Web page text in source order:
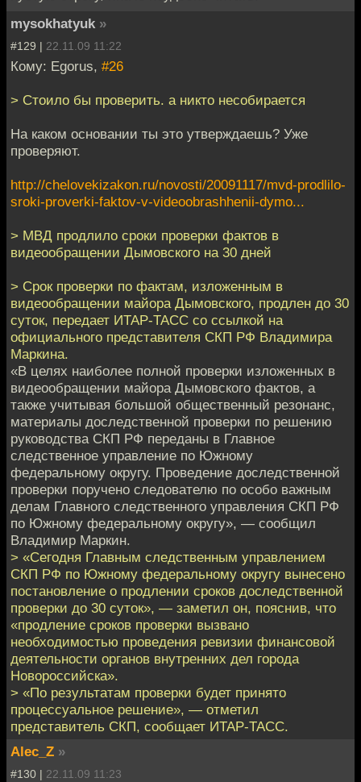
mysokhatyuk »
#129 | 22.11.09 11:22
Кому: Egorus, #26
> Стоило бы проверить. а никто несобирается
На каком основании ты это утверждаешь? Уже
проверяют.
http://chelovekizakon.ru/novosti/20091117/mvd-prodlilo-
sroki-proverki-faktov-v-videoobrashhenii-dymo...
> МВД продлило сроки проверки фактов в
видеообращении Дымовского на 30 дней
> Срок проверки по фактам, изложенным в
видеообращении майора Дымовского, продлен до 30
суток, передает ИТАР-ТАСС со ссылкой на
официального представителя СКП РФ Владимира
Маркина.
«В целях наиболее полной проверки изложенных в
видеообращении майора Дымовского фактов, а
также учитывая большой общественный резонанс,
материалы доследственной проверки по решению
руководства СКП РФ переданы в Главное
следственное управление по Южному
федеральному округу. Проведение доследственной
проверки поручено следователю по особо важным
делам Главного следственного управления СКП РФ
по Южному федеральному округу», — сообщил
Владимир Маркин.
> «Сегодня Главным следственным управлением
СКП РФ по Южному федеральному округу вынесено
постановление о продлении сроков доследственной
проверки до 30 суток», — заметил он, пояснив, что
«продление сроков проверки вызвано
необходимостью проведения ревизии финансовой
деятельности органов внутренних дел города
Новороссийска».
> «По результатам проверки будет принято
процессуальное решение», — отметил
представитель СКП, сообщает ИТАР-ТАСС.
Alec_Z »
#130 | 22.11.09 11:23